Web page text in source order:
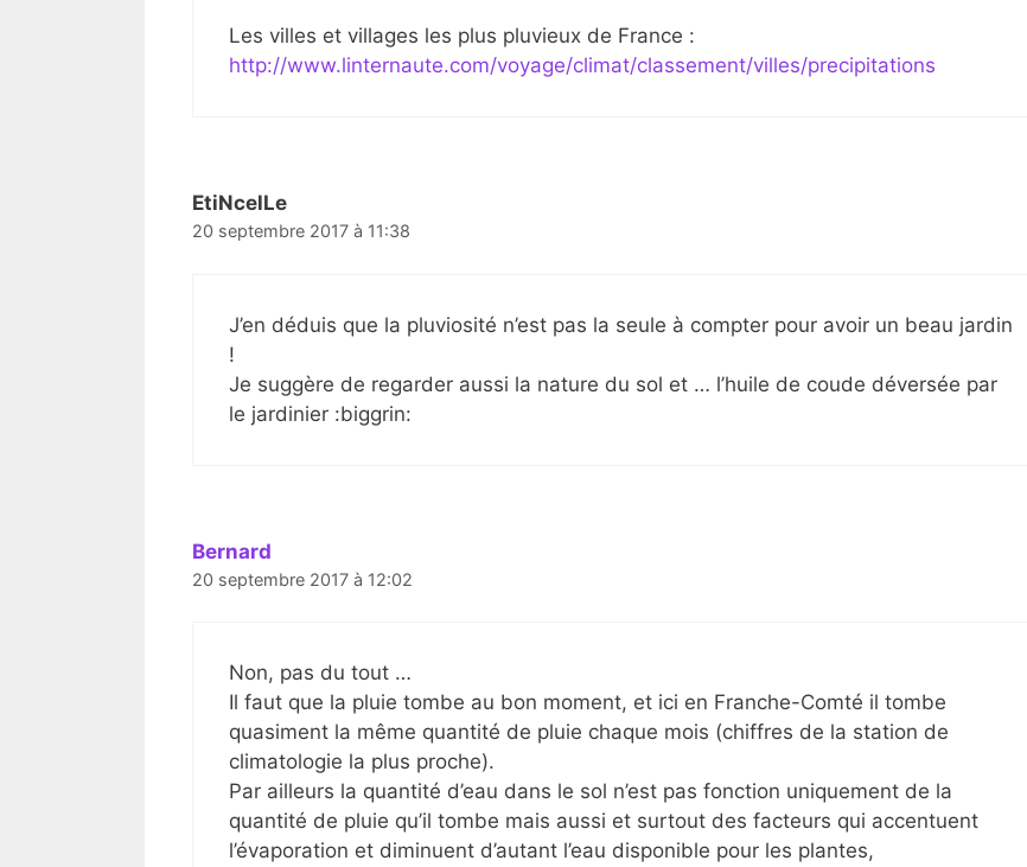
Les villes et villages les plus pluvieux de France :
http://www.linternaute.com/voyage/climat/classement/villes/precipitations
EtiNcelLe
20 septembre 2017 à 11:38
J’en déduis que la pluviosité n’est pas la seule à compter pour avoir un beau jardin
!
Je suggère de regarder aussi la nature du sol et … l’huile de coude déversée par
le jardinier :biggrin:
Bernard
20 septembre 2017 à 12:02
Non, pas du tout …
Il faut que la pluie tombe au bon moment, et ici en Franche-Comté il tombe
quasiment la même quantité de pluie chaque mois (chiffres de la station de
climatologie la plus proche).
Par ailleurs la quantité d’eau dans le sol n’est pas fonction uniquement de la
quantité de pluie qu’il tombe mais aussi et surtout des facteurs qui accentuent
l’évaporation et diminuent d’autant l’eau disponible pour les plantes,